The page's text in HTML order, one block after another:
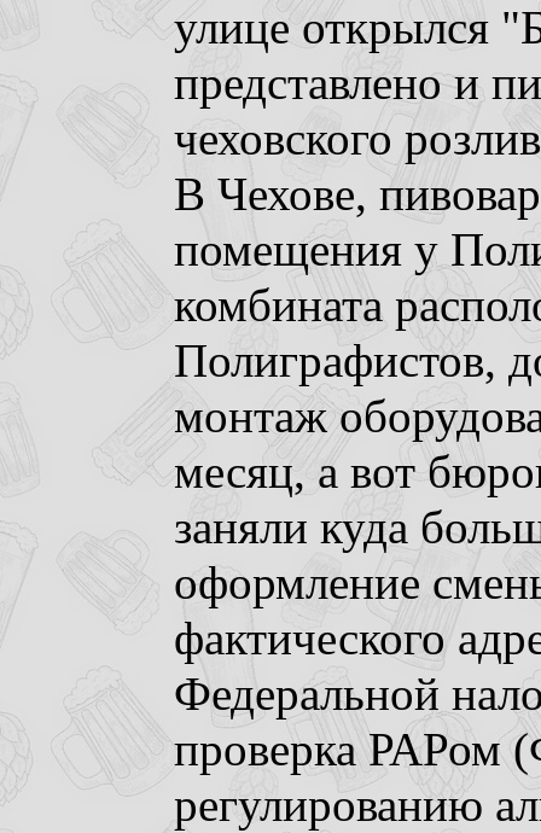
улице открылся
представлено и
чеховского
В Чехове,
помещения у
комбината
Полиграфистов,
монтаж
месяц, а вот
заняли куда
оформление
фактического
Федеральной
проверка РАРом
регулированию